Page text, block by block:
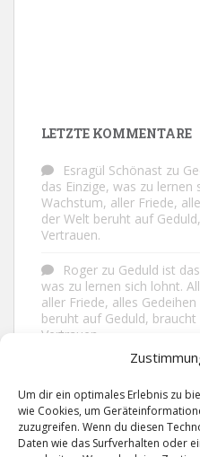
Um dir ein optimales Erlebnis zu
wie Cookies, um
zuzugreifen. Wenn du diesen
Daten wie das Surfverhalten oder
LETZTE KOMMENTARE
Esragül Schönast zu
das Einzige, was zu
Wachstum, aller Friede,
der Welt beruht auf
Vertrauen.
Roger zu Geduld ist
was zu lernen sich lohnt.
aller Friede, alles
beruht auf Geduld,
Vertrauen.
GridzuMan lebt
sagt, was man weiß, nicht
und über den Rest einfach